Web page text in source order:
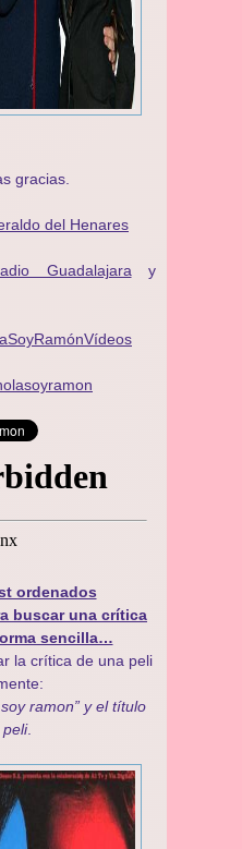
gracias.
del Henares
Guadalajara y
ordenados
buscar una crítica
sencilla…
la crítica de una peli
soy ramon” y el título
.